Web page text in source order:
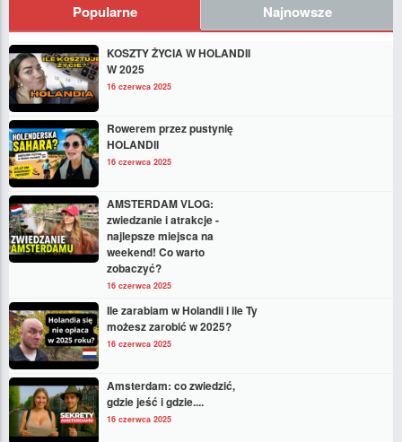
Popularne Najnowsze
KOSZTY ŻYCIA W HOLANDII
W 2025
16 czerwca 2025
Rowerem przez pustynię
HOLANDII
16 czerwca 2025
AMSTERDAM VLOG:
zwiedzanie i atrakcje -
najlepsze miejsca na
weekend! Co warto
zobaczyć?
16 czerwca 2025
Ile zarabiam w Holandii i ile Ty
możesz zarobić w 2025?
16 czerwca 2025
Amsterdam: co zwiedzić,
gdzie jeść i gdzie....
16 czerwca 2025